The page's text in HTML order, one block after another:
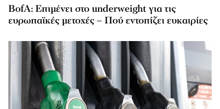
BofA: Επιμένει στο underweight για τις
ευρωπαϊκές μετοχές – Πού εντοπίζει ευκαιρίες